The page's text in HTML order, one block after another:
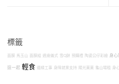
標籤
面膜 馬玉山 面膜組 週歲儀式 雪Q餅 預購禮 陶瓷公仔彩繪 身
逗一起 輕食 邊緣工事 身障就業支持 陽光菓菓 龜山場租 身